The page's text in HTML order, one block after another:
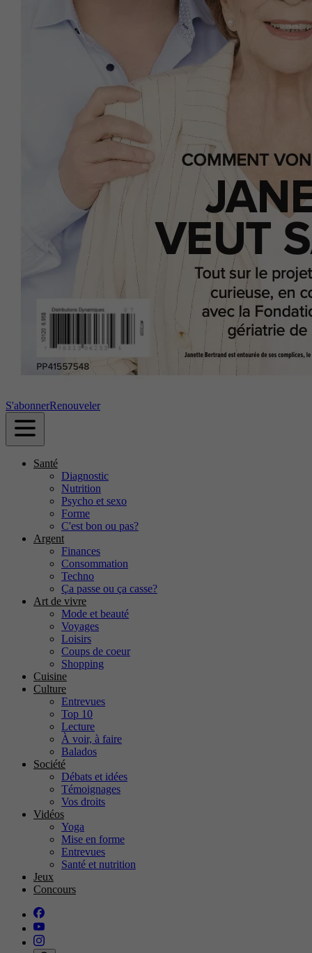
S'abonnerRenouveler
Santé
Diagnostic
Nutrition
Psycho et sexo
Forme
C'est bon ou pas?
Argent
Finances
Consommation
Techno
Ça passe ou ça casse?
Art de vivre
Mode et beauté
Voyages
Loisirs
Coups de coeur
Shopping
Cuisine
Culture
Entrevues
Top 10
Lecture
À voir, à faire
Balados
Société
Débats et idées
Témoignages
Vos droits
Vidéos
Yoga
Mise en forme
Entrevues
Santé et nutrition
Jeux
Concours